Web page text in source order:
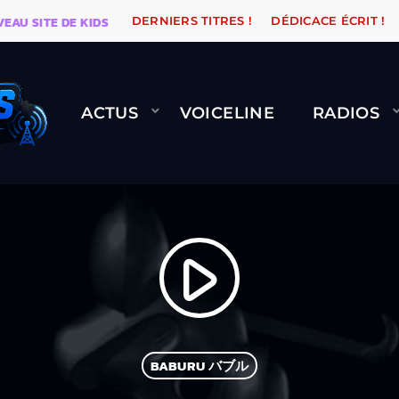
DE KIDSUNE WARÉTRO ORANGE ROAD QUI
DERNIERS TITRES ! DÉDICACE ÉCRIT !
ACTUS VOICELINE RADIOS
play_arrow
BABURU バブル